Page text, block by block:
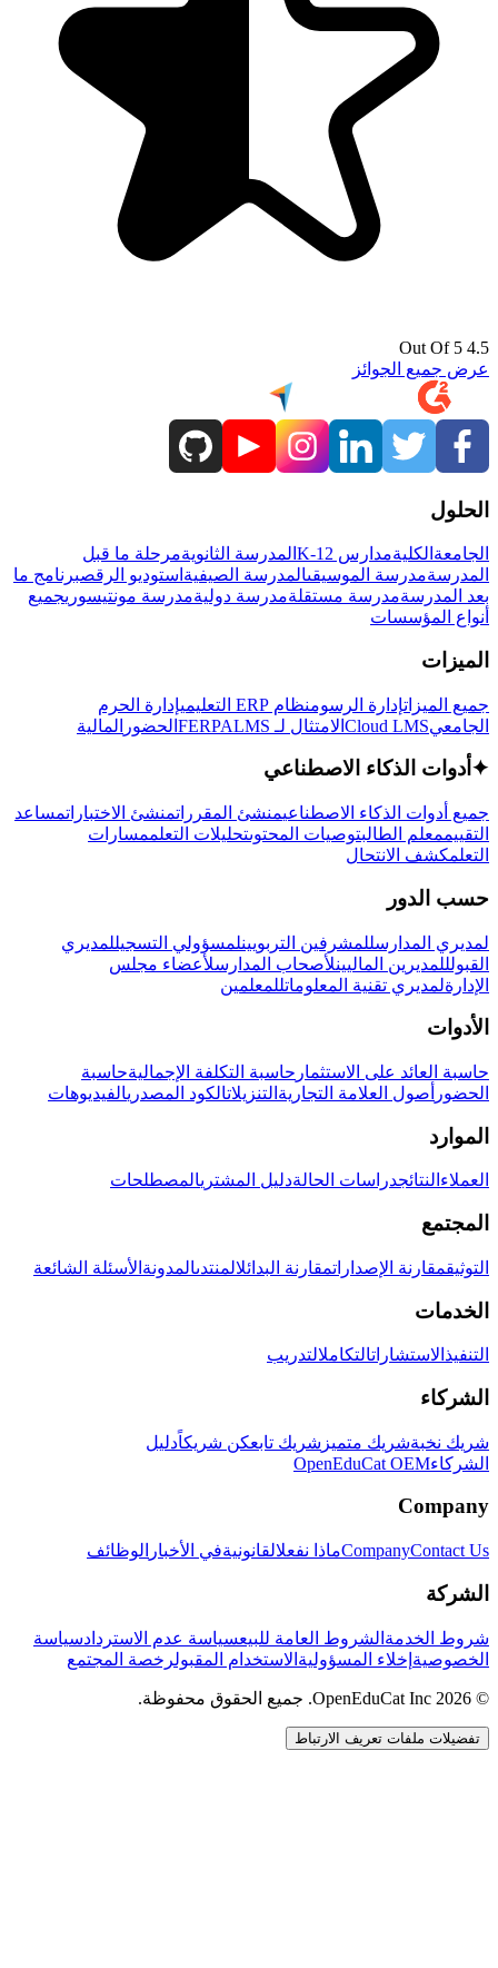
4.5 Out Of 5
عرض جميع الجوائز
الحلول
الجامعة الكليةمدارس K-12 المدرسة الثانويةمرحلة ما قبل
المدرسةمدرسة الموسيقىالمدرسة الصيفية استوديو الرقصبرنامج ما
بعد المدرسةمدرسة مستقلةمدرسة دوليةمدرسة مونتيسوريجميع
أنواع المؤسسات
الميزات
جميع الميزاتإدارة الرسومنظام ERP التعليمي
إدارة الحرم
الجامعيCloud LMS الامتثال لـ FERPA LMS الحضور المالية
✦ أدوات الذكاء الاصطناعي
جميع أدوات الذكاء الاصطناعيمنشئ المقرراتمنشئ الاختباراتمساعد
التقييممعلم الطالبتوصيات المحتوىتحليلات التعلممسارات
التعلمكشف الانتحال
حسب الدور
لمديري المدارسللمشرفين التربويينلمسؤولي التسجيللمديري
القبولللمديرين الماليينلأصحاب المدارسلأعضاء مجلس
الإدارةلمديري تقنية المعلوماتللمعلمين
الأدوات
حاسبة العائد على الاستثمار حاسبة التكلفة الإجماليةحاسبة
الحضور أصول العلامة التجارية التنزيلاتالكود المصدريالفيديوهات
الموارد
العملاء النتائجدراسات الحالةدليل المشتريالمصطلحات
المجتمع
التوثيقمقارنة الإصداراتمقارنة البدائلالمنتدىالمدونة الأسئلة الشائعة
الخدمات
التنفيذ الاستشاراتالتكاملالتدريب
الشركاء
شريك نخبةشريك متميز شريك تابعكن شريكاًدليل
الشركاءOpenEduCat OEM
Company
CompanyContact Us ماذا نفعلالقانونيةفي الأخبار الوظائف
الشركة
شروط الخدمة الشروط العامة للبيعسياسة عدم الاستردادسياسة
الخصوصية إخلاء المسؤولية الاستخدام المقبولرخصة المجتمع
© 2026 OpenEduCat Inc. جميع الحقوق محفوظة.
تفضيلات ملفات تعريف الارتباط